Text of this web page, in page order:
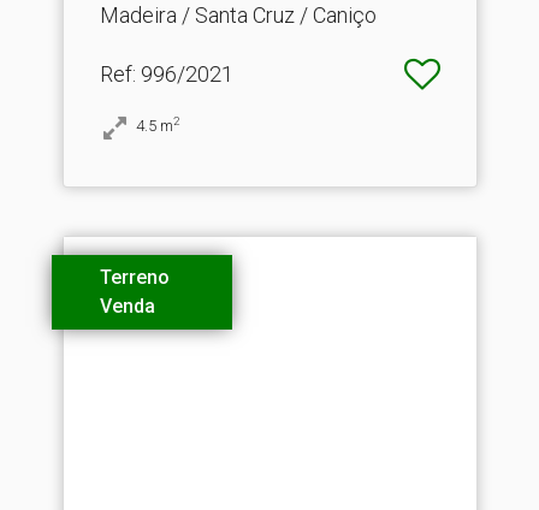
Madeira / Santa Cruz / Caniço
Ref: 996/2021
4.5 m2
Terreno
Venda